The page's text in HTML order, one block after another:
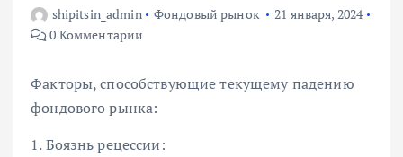
shipitsin_admin Фондовый рынок
21 января, 2024
0 Комментарии
Факторы, способствующие текущему падению
фондового рынка:
1. Боязнь рецессии: